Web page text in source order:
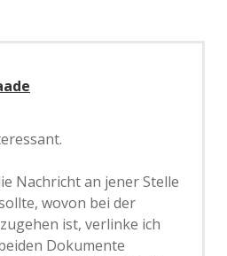
Nachricht an jener Stelle
wovon bei der
ist, verlinke ich
Dokumente